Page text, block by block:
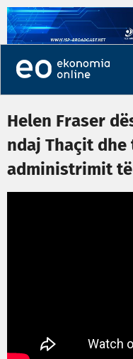
Helen Fraser
ndaj Thaçit
administrimit